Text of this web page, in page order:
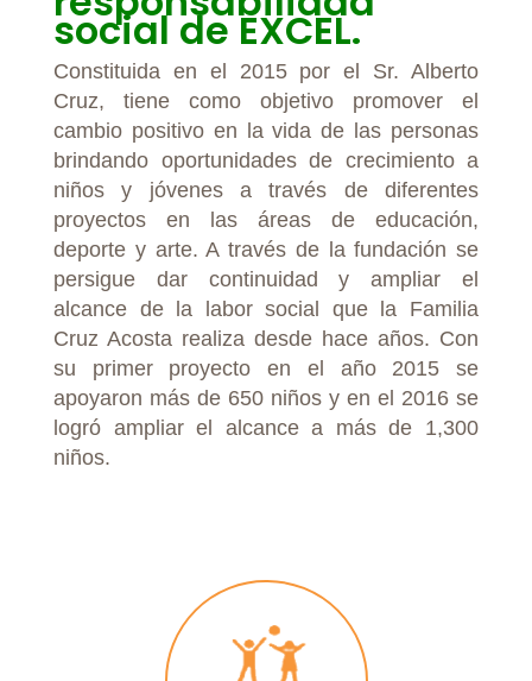
social de EXCEL.
Constituida en el 2015 por el Sr. Alberto
Cruz, tiene como objetivo promover el
cambio positivo en la vida de las personas
brindando oportunidades de crecimiento a
niños y jóvenes a través de diferentes
proyectos en las áreas de educación,
deporte y arte. A través de la fundación se
persigue dar continuidad y ampliar el
alcance de la labor social que la Familia
Cruz Acosta realiza desde hace años. Con
su primer proyecto en el año 2015 se
apoyaron más de 650 niños y en el 2016 se
logró ampliar el alcance a más de 1,300
niños.